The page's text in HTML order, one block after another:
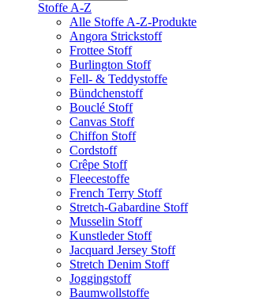
Stoffe A-Z
Alle Stoffe A-Z-Produkte
Angora Strickstoff
Frottee Stoff
Burlington Stoff
Fell- & Teddystoffe
Bündchenstoff
Bouclé Stoff
Canvas Stoff
Chiffon Stoff
Cordstoff
Crêpe Stoff
Fleecestoffe
French Terry Stoff
Stretch-Gabardine Stoff
Musselin Stoff
Kunstleder Stoff
Jacquard Jersey Stoff
Stretch Denim Stoff
Joggingstoff
Baumwollstoffe